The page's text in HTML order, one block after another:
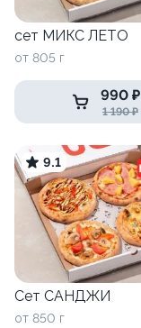
сет МИКС ЛЕТО
от 805 г
990 ₽
1 190 ₽
9.1
Сет САНДЖИ
от 850 г